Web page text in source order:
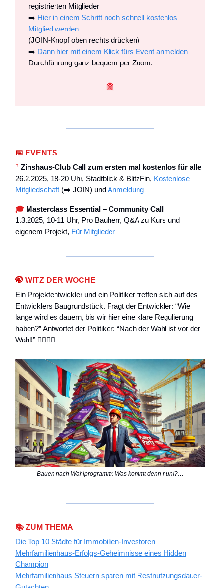
registrierten Mitglieder
➡️ Hier in einem Schritt noch schnell kostenlos
Mitglied werden
(JOIN-Knopf oben rechts drücken)
➡️ Dann hier mit einem Klick fürs Event anmelden
Durchführung ganz bequem per Zoom.
📅 EVENTS
⌝ Zinshaus-Club Call zum ersten mal kostenlos für alle
26.2.2025, 18-20 Uhr, Stadtblick & BlitzFin, Kostenlose
Mitgliedschaft (➡️ JOIN) undAnmeldung
🎓 Masterclass Essential – Community Call
1.3.2025, 10-11 Uhr, Pro Bauherr, Q&A zu Kurs und
eigenem Projekt, Für Mitglieder
🤭 WITZ DER WOCHE
Ein Projektentwickler und ein Politiker treffen sich auf des
Entwicklers Baugrundstück. Fragt der Entwickler: “Wie
lange wird es dauern, bis wir hier eine klare Regulierung
haben?” Antwortet der Politiker: “Nach der Wahl ist vor der
Wahl!” 😵‍💫🤷‍♂️
Bauen nach Wahlprogramm: Was kommt denn nun!?…
📚 ZUM THEMA
Die Top 10 Städte für Immobilien-Investoren
Mehrfamilienhaus-Erfolgs-Geheimnisse eines Hidden
Champion
Mehrfamilienhaus Steuern sparen mit Restnutzungsdauer-